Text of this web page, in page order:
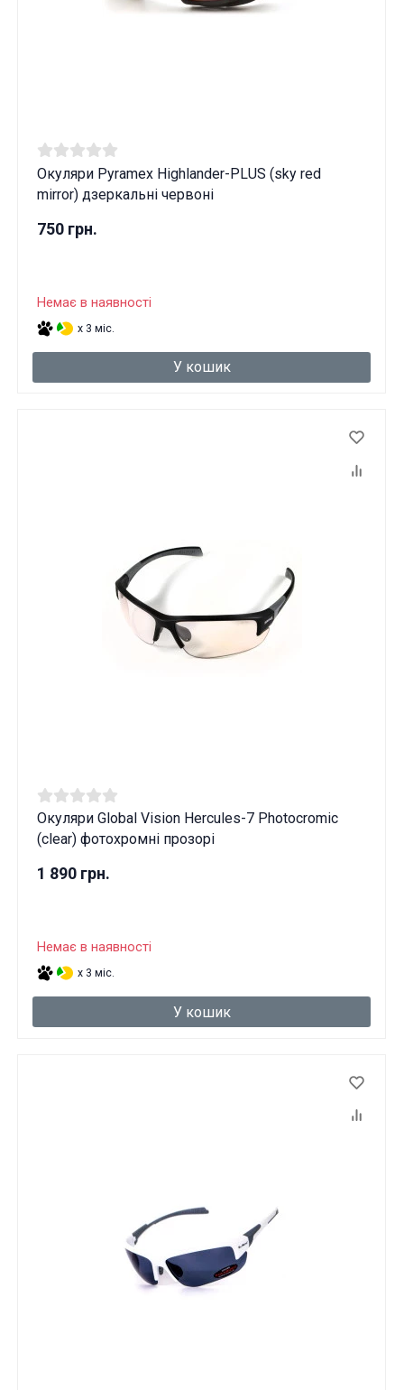
Окуляри Pyramex Highlander-PLUS (sky red
mirror) дзеркальні червоні
750 грн.
Немає в наявності
x 3 міс.
У кошик
Окуляри Global Vision Hercules-7 Photocromic
(clear) фотохромні прозорі
1 890 грн.
Немає в наявності
x 3 міс.
У кошик
Вам виповнилося 18 років?